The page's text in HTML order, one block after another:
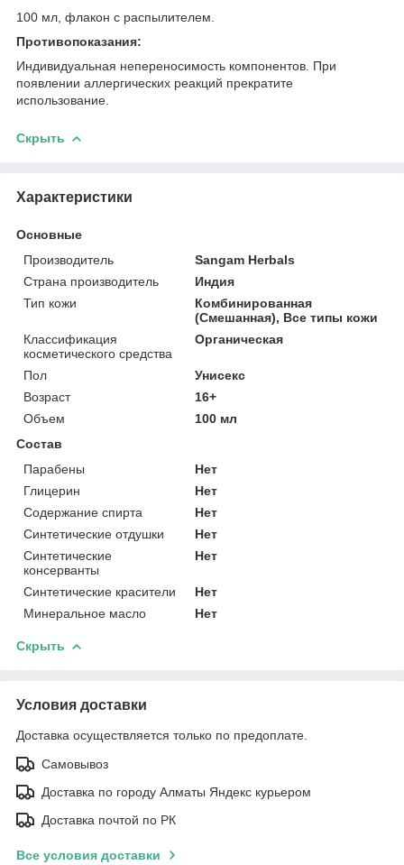
100 мл, флакон с распылителем.
Противопоказания:
Индивидуальная непереносимость компонентов. При
появлении аллергических реакций прекратите
использование.
Скрыть
Характеристики
Основные
Производитель
Sangam Herbals
Страна производитель
Индия
Тип кожи
Комбинированная
(Смешанная), Все типы кожи
Классификация
косметического средства
Органическая
Пол
Унисекс
Возраст
16+
Объем
100 мл
Состав
Парабены
Нет
Глицерин
Нет
Содержание спирта
Нет
Синтетические отдушки
Нет
Синтетические
консерванты
Нет
Синтетические красители
Нет
Минеральное масло
Нет
Скрыть
Условия доставки
Доставка осуществляется только по предоплате.
Самовывоз
Доставка по городу Алматы Яндекс курьером
Доставка почтой по РК
Все условия доставки